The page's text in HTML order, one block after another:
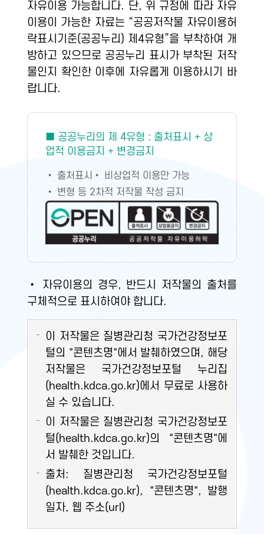
자유이용 가능합니다. 단, 위 규정에 따라 자유
이용이 가능한 자료는 “공공저작물 자유이용허
락표시기준(공공누리) 제4유형”을 부착하여 개
방하고 있으므로 공공누리 표시가 부착된 저작
물인지 확인한 이후에 자유롭게 이용하시기 바
랍니다.
■ 공공누리의 제 4유형 : 출처표시 + 상
업적 이용금지 + 변경금지
• 출처표시 • 비상업적 이용만 가능
• 변형 등 2차적 저작물 작성 금지
• 자유이용의 경우, 반드시 저작물의 출처를
구체적으로 표시하여야 합니다.
이 저작물은 질병관리청 국가건강정보포
털의 "콘텐츠명"에서 발췌하였으며, 해당
저작물은 국가건강정보포털 누리집
(health.kdca.go.kr)에서 무료로 사용하
실 수 있습니다.
이 저작물은 질병관리청 국가건강정보포
털(health.kdca.go.kr)의 "콘텐츠명"에
서 발췌한 것입니다.
출처: 질병관리청 국가건강정보포털
(health.kdca.go.kr), "콘텐츠명", 발행
일자, 웹 주소(url)